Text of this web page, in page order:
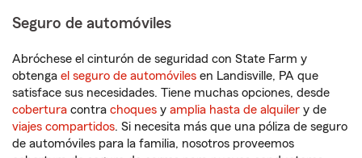
Seguro de automóviles
Abróchese el cinturón de seguridad con State Farm y
obtenga el seguro de automóviles en Landisville, PA que
satisface sus necesidades. Tiene muchas opciones, desde
cobertura contra choques y amplia hasta de alquiler y de
viajes compartidos. Si necesita más que una póliza de seguro
de automóviles para la familia, nosotros proveemos